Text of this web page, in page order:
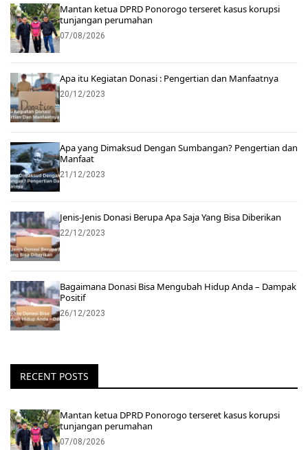
Mantan ketua DPRD Ponorogo terseret kasus korupsi
tunjangan perumahan
07/08/2026
Apa itu Kegiatan Donasi : Pengertian dan Manfaatnya
20/12/2023
Apa yang Dimaksud Dengan Sumbangan? Pengertian dan
Manfaat
21/12/2023
Jenis-Jenis Donasi Berupa Apa Saja Yang Bisa Diberikan
22/12/2023
Bagaimana Donasi Bisa Mengubah Hidup Anda – Dampak
Positif
26/12/2023
RECENT POSTS
Mantan ketua DPRD Ponorogo terseret kasus korupsi
tunjangan perumahan
07/08/2026